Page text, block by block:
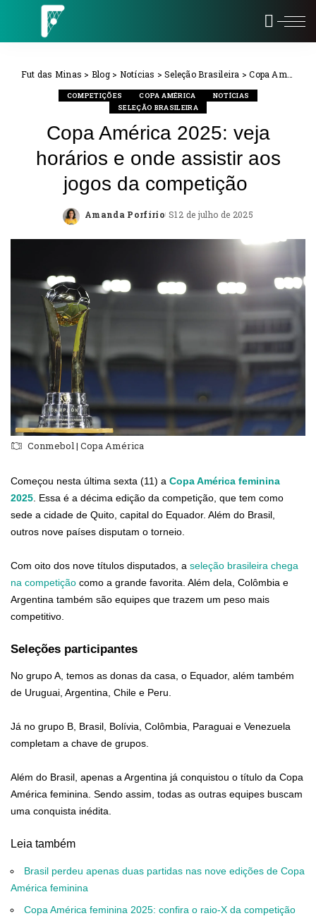
Fut das Minas > Blog> Notícias >Seleção Brasileira >Copa América
COMPETIÇÕES COPA AMÉRICA
NOTÍCIAS
SELEÇÃO BRASILEIRA
Copa América 2025: veja
horários e onde assistir aos
jogos da competição
Posted
Amanda Porfírio 12 de julho de 2025
Conmebol | Copa América
Começou nesta última sexta (11) a Copa América feminina
2025 . Essa é a décima edição da competição, que tem como
sede a cidade de Quito, capital do Equador. Além do Brasil,
outros nove países disputam o torneio.
Com oito dos nove títulos disputados, a seleção brasileira chega
na competição como a grande favorita. Além dela, Colômbia e
Argentina também são equipes que trazem um peso mais
competitivo.
Seleções participantes
No grupo A, temos as donas da casa, o Equador, além também
de Uruguai, Argentina, Chile e Peru.
Já no grupo B, Brasil, Bolívia, Colômbia, Paraguai e Venezuela
completam a chave de grupos.
Além do Brasil, apenas a Argentina já conquistou o título da Copa
América feminina. Sendo assim, todas as outras equipes buscam
uma conquista inédita.
Leia também
Brasil perdeu apenas duas partidas nas nove edições de Copa
América feminina
Copa América feminina 2025: confira o raio-X da competição